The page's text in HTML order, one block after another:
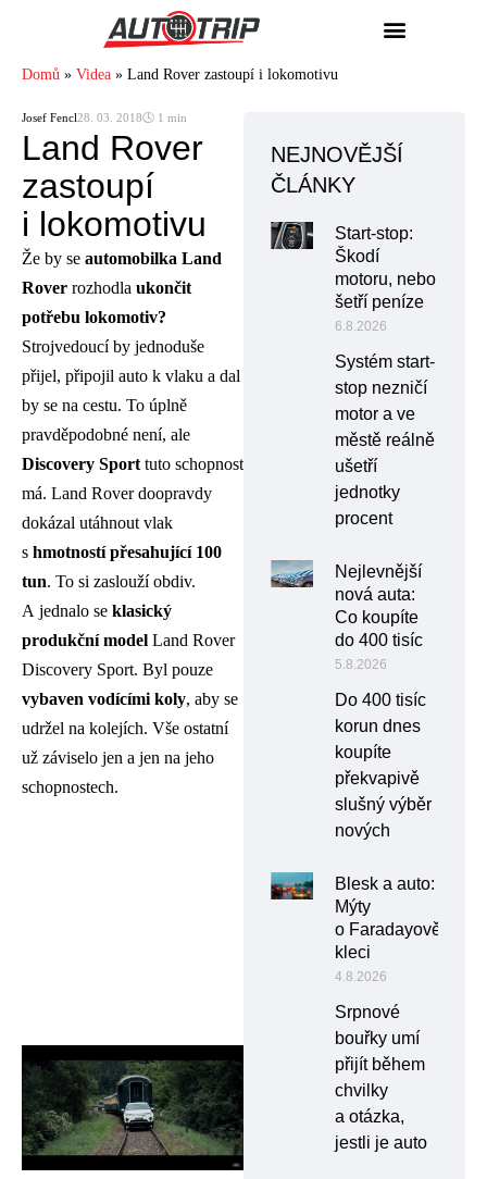
Domů » Videa » Land Rover zastoupí i lokomotivu
Josef Fencl28. 03. 2018🕓 1 min
Land Rover
zastoupí
i lokomotivu
Že by se automobilka Land
Rover rozhodla ukončit
potřebu lokomotiv?
Strojvedoucí by jednoduše
přijel, připojil auto k vlaku a dal
by se na cestu. To úplně
pravděpodobné není, ale
Discovery Sport tuto schopnost
má. Land Rover doopravdy
dokázal utáhnout vlak
s hmotností přesahující 100
tun. To si zaslouží obdiv.
A jednalo se klasický
produkční model Land Rover
Discovery Sport. Byl pouze
vybaven vodícími koly, aby se
udržel na kolejích. Vše ostatní
už záviselo jen a jen na jeho
schopnostech.
NEJNOVĚJŠÍ
ČLÁNKY
Start-stop:
Škodí
motoru, nebo
šetří peníze
6.8.2026
Systém start-
stop nezničí
motor a ve
městě reálně
ušetří
jednotky
procent
Nejlevnější
nová auta:
Co koupíte
do 400 tisíc
5.8.2026
Do 400 tisíc
korun dnes
koupíte
překvapivě
slušný výběr
nových
Blesk a auto:
Mýty
o Faradayově
kleci
4.8.2026
Srpnové
bouřky umí
přijít během
chvilky
a otázka,
jestli je auto